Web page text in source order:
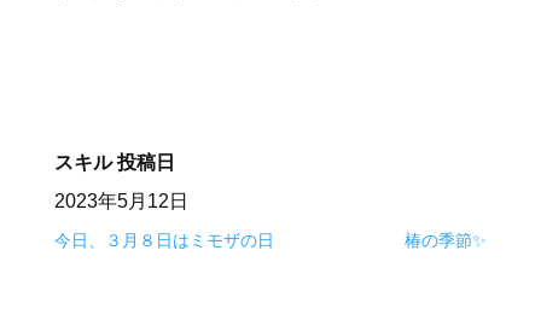
スキル 投稿日
2023年5月12日
今日、３月８日はミモザの日 椿の季節✨